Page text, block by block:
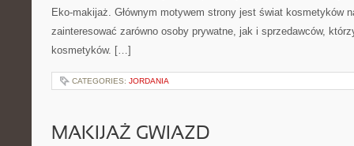
Eko-makijaż. Głównym motywem strony jest świat kosmetyków
zainteresować zarówno osoby prywatne, jak i sprzedawców,
kosmetyków. […]
CATEGORIES: JORDANIA
MAKIJAŻ GWIAZD